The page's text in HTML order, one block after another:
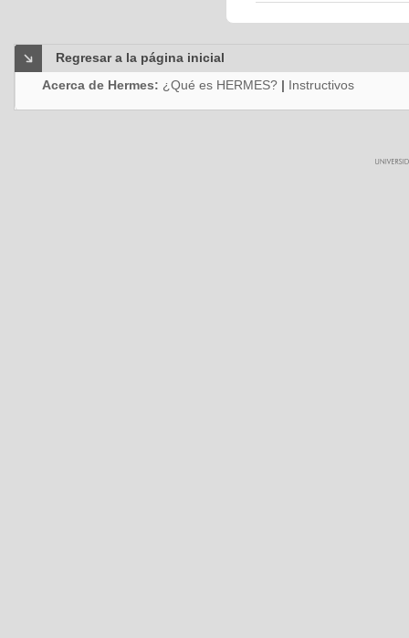
Regresar a la página inicial
Acerca de Hermes: ¿Qué es HERMES? | Instructivos